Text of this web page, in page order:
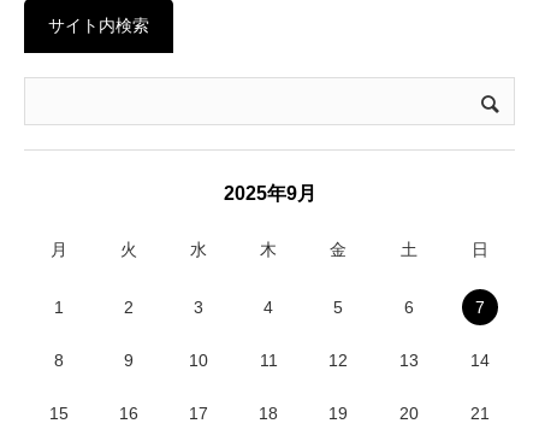
サイト内検索
2025年9月
月 火 水 木 金 土 日
1 2 3 4 5 6 7
8 9 10 11 12 13 14
15 16 17 18 19 20 21